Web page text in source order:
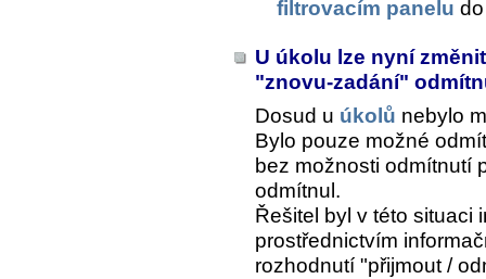
filtrovacím panelu
U úkolu lze nyní
"znovu-zadání"
Dosud u úkolů nebylo
Bylo pouze možné
bez možnosti odmítnutí
odmítnul.
Řešitel byl v této situaci
prostřednictvím
rozhodnutí "přijmout /